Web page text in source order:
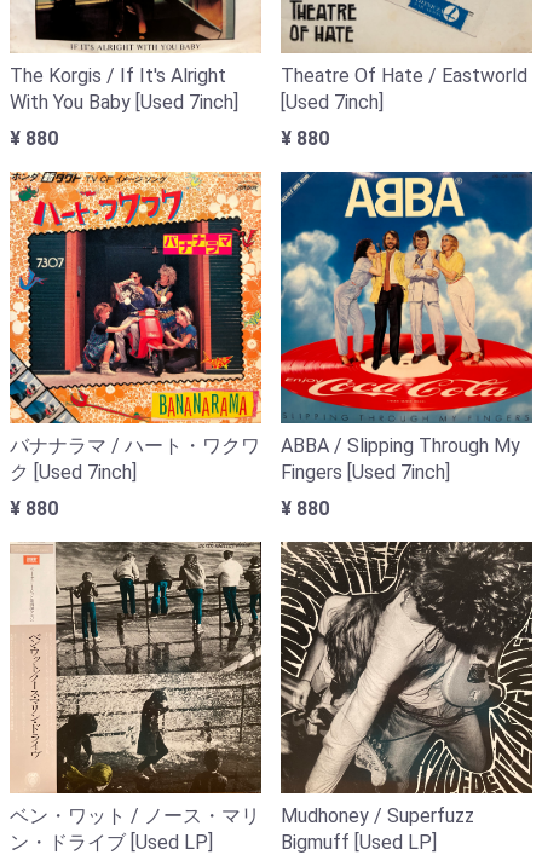
The Korgis / If It's Alright
With You Baby [Used 7inch]
¥ 880
Theatre Of Hate / Eastworld
[Used 7inch]
¥ 880
バナナラマ / ハート・ワクワ
ク [Used 7inch]
¥ 880
ABBA / Slipping Through My
Fingers [Used 7inch]
¥ 880
ベン・ワット / ノース・マリ
ン・ドライブ [Used LP]
Mudhoney / Superfuzz
Bigmuff [Used LP]